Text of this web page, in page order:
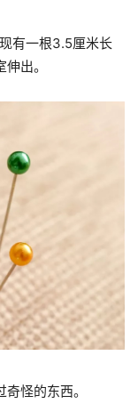
有一根3.5厘米长
出。
怪的东西。